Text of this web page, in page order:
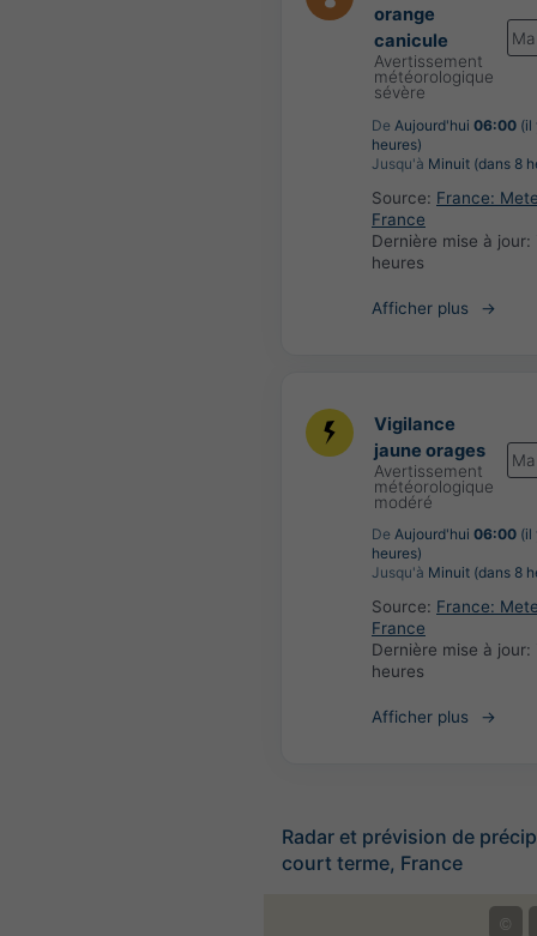
orange
canicule
Avertissement
météorologique
sévère
De Aujourd'hui 06:00 (il
heures)
Jusqu'à Minuit (dans 8
Source: France:
France
Dernière mise à jour:
heures
Afficher plus
Vigilance
jaune orages
Avertissement
météorologique
modéré
De Aujourd'hui 06:00 (il
heures)
Jusqu'à Minuit (dans 8
Source: France:
France
Dernière mise à jour:
heures
Afficher plus
Radar et prévision de
court terme, France
©